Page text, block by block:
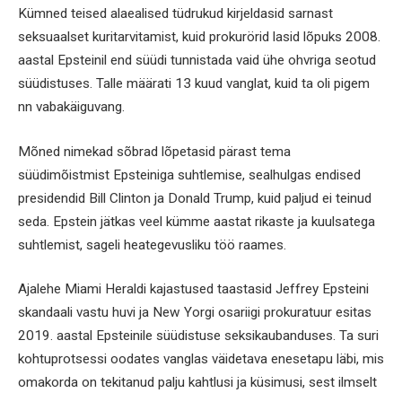
Kümned teised alaealised tüdrukud kirjeldasid sarnast
seksuaalset kuritarvitamist, kuid prokurörid lasid lõpuks 2008.
aastal Epsteinil end süüdi tunnistada vaid ühe ohvriga seotud
süüdistuses. Talle määrati 13 kuud vanglat, kuid ta oli pigem
nn vabakäiguvang.
Mõned nimekad sõbrad lõpetasid pärast tema
süüdimõistmist Epsteiniga suhtlemise, sealhulgas endised
presidendid Bill Clinton ja Donald Trump, kuid paljud ei teinud
seda. Epstein jätkas veel kümme aastat rikaste ja kuulsatega
suhtlemist, sageli heategevusliku töö raames.
Ajalehe Miami Heraldi kajastused taastasid Jeffrey Epsteini
skandaali vastu huvi ja New Yorgi osariigi prokuratuur esitas
2019. aastal Epsteinile süüdistuse seksikaubanduses. Ta suri
kohtuprotsessi oodates vanglas väidetava enesetapu läbi, mis
omakorda on tekitanud palju kahtlusi ja küsimusi, sest ilmselt